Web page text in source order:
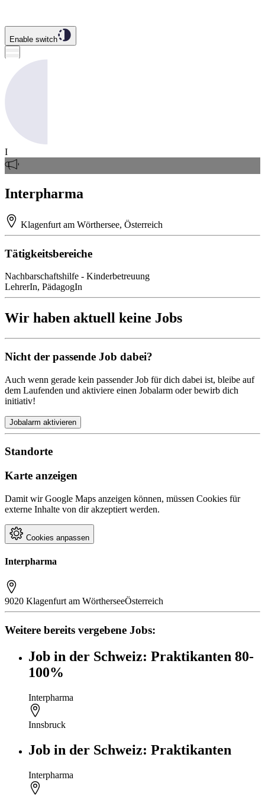
Enable switch
I
Interpharma
Klagenfurt am Wörthersee, Österreich
Tätigkeitsbereiche
Nachbarschaftshilfe - Kinderbetreuung
LehrerIn, PädagogIn
Wir haben aktuell keine Jobs
Nicht der passende Job dabei?
Auch wenn gerade kein passender Job für dich dabei ist, bleibe auf
dem Laufenden und aktiviere einen Jobalarm oder bewirb dich
initiativ!
Jobalarm aktivieren
Standorte
Karte anzeigen
Damit wir Google Maps anzeigen können, müssen Cookies für
externe Inhalte von dir akzeptiert werden.
Cookies anpassen
Interpharma
9020 Klagenfurt am WörtherseeÖsterreich
Weitere bereits vergebene Jobs:
Job in der Schweiz: Praktikanten 80-
100%
Interpharma
Innsbruck
Job in der Schweiz: Praktikanten
Interpharma